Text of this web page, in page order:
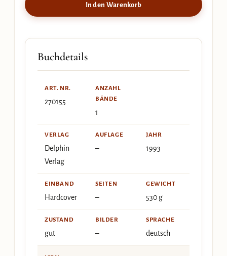
In den Warenkorb
Buchdetails
ART. NR.
270155
ANZAHL
BÄNDE
1
VERLAG
Delphin
Verlag
AUFLAGE
–
JAHR
1993
EINBAND
Hardcover
SEITEN
–
GEWICHT
530 g
ZUSTAND
gut
BILDER
–
SPRACHE
deutsch